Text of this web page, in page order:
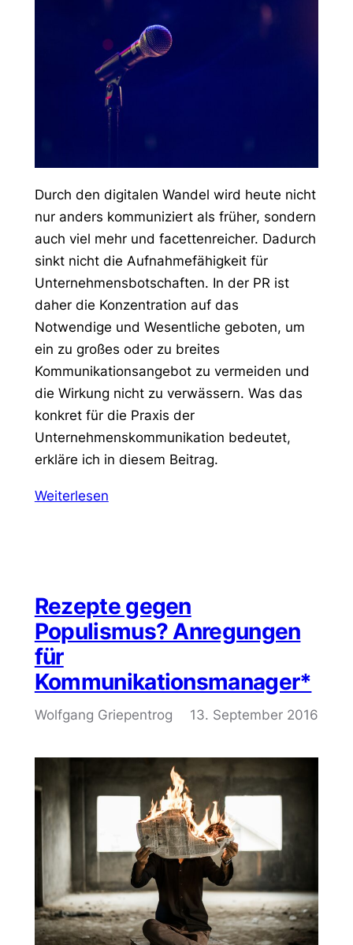
Durch den digitalen Wandel wird heute nicht
nur anders kommuniziert als früher, sondern
auch viel mehr und facettenreicher. Dadurch
sinkt nicht die Aufnahmefähigkeit für
Unternehmensbotschaften. In der PR ist
daher die Konzentration auf das
Notwendige und Wesentliche geboten, um
ein zu großes oder zu breites
Kommunikationsangebot zu vermeiden und
die Wirkung nicht zu verwässern. Was das
konkret für die Praxis der
Unternehmenskommunikation bedeutet,
erkläre ich in diesem Beitrag.
Weiterlesen
Rezepte gegen
Populismus? Anregungen
für
Kommunikationsmanager*
Wolfgang Griepentrog 13. September 2016